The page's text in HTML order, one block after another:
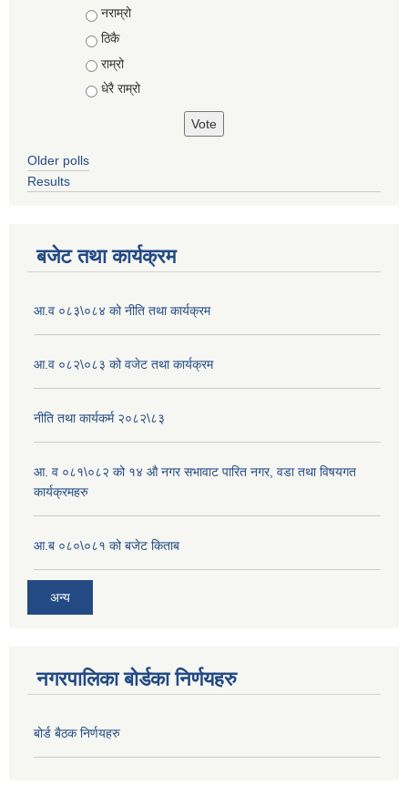
Choices
नराम्रो
ठिकै
राम्रो
धेरै राम्रो
Older polls
Results
बजेट तथा कार्यक्रम
आ.व ०८३\०८४ को नीति तथा कार्यक्रम
आ.व ०८२\०८३ को वजेट तथा कार्यक्रम
नीति तथा कार्यकर्म २०८२\८३
आ. व ०८१\०८२ को १४ औ नगर सभावाट पारित नगर, वडा तथा विषयगत
कार्यक्रमहरु
आ.ब ०८०\०८१ को बजेट किताब
अन्य
नगरपालिका बोर्डका निर्णयहरु
बोर्ड बैठक निर्णयहरु